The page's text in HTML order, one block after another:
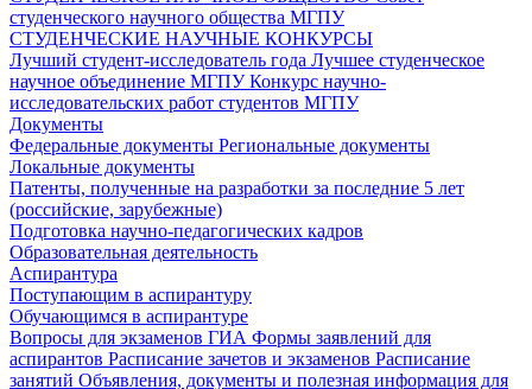
студенческого научного общества МГПУ
СТУДЕНЧЕСКИЕ НАУЧНЫЕ КОНКУРСЫ
Лучший студент-исследователь года Лучшее студенческое
научное объединение МГПУКонкурс научно-
исследовательских работ студентов МГПУ
Документы
Федеральные документы Региональные документы
Локальные документы
Патенты, полученные на разработки за последние 5 лет
(российские, зарубежные)
Подготовка научно-педагогических кадров
Образовательная деятельность
Аспирантура
Поступающим в аспирантуру
Обучающимся в аспирантуре
Вопросы для экзаменов ГИА Формы заявлений для
аспирантов Расписание зачетов и экзаменов Расписание
занятий Объявления, документы и полезная информация для